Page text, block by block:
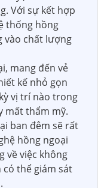
Với sự kết hợp
thống hồng
vào chất lượng
mang đến vẻ
kế nhỏ gọn
vị trí nào trong
mất thẩm mỹ.
ban đêm sẽ rất
hồng ngoại
về việc không
thể giám sát